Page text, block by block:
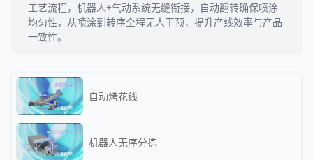
工艺流程，机器人+气动系统无缝衔接，自动翻转确保喷涂
均匀性，从喷涂到转序全程无人干预，提升产线效率与产品
一致性。
自动烤花线
机器人无序分拣